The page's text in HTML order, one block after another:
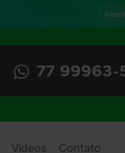
Vídeos Contato